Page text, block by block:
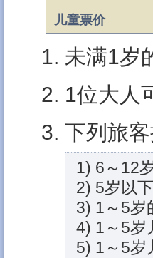
儿童票价
未满1岁
1位大人
下列旅
1) 6～12岁
2) 5岁以
3) 1～5岁
4) 1～5岁
5) 1～5岁